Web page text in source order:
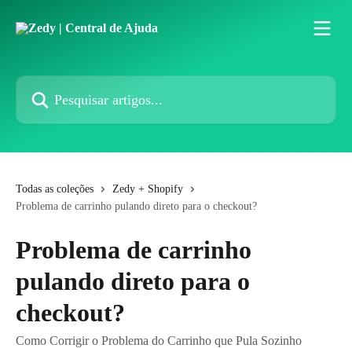
Pesquisar artigos...
Todas as coleções
Zedy + Shopify
Problema de carrinho pulando direto para o checkout?
Problema de carrinho
pulando direto para o
checkout?
Como Corrigir o Problema do Carrinho que Pula Sozinho